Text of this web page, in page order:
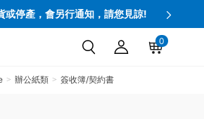
或停產，會另行通知，請您見諒!
0
辦公紙類 簽收簿/契約書